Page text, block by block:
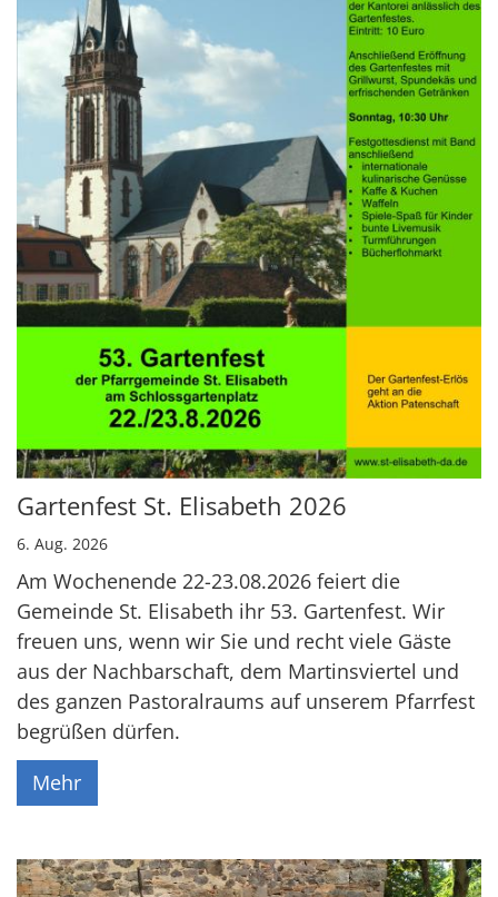
Gartenfest St. Elisabeth 2026
6. Aug. 2026
Am Wochenende 22-23.08.2026 feiert die
Gemeinde St. Elisabeth ihr 53. Gartenfest. Wir
freuen uns, wenn wir Sie und recht viele Gäste
aus der Nachbarschaft, dem Martinsviertel und
des ganzen Pastoralraums auf unserem Pfarrfest
begrüßen dürfen.
Mehr